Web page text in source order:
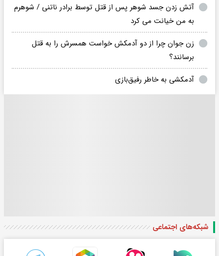
آتش زدن جسد شوهر پس از قتل توسط برادر ناتنی / شوهرم
به من خیانت می کرد
زن جوان چرا از دو آدمکش خواست همسرش را به قتل
برسانند؟
آدمکشی به خاطر رفیق‌بازی
شبکه‌های اجتماعی